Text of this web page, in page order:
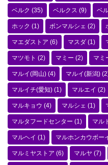
ベルク (35) ベルクス (9) ベ
ホック (1) ボンマルシェ (2)
マエダストア (6) マスダ (1)
マツモト (2) マミー (2) マミ
マルイ(岡山) (4) マルイ(新潟)
マルイチ(愛知) (1) マルエイ (2)
マルキョウ (4) マルシェ (1)
マルタフードセンター (1) マル
マルヘイ (1) マルホンカウボー
マルミヤストア (6) マルヤ (7)